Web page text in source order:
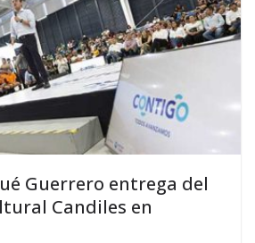
Guerrero entrega del
Candiles en